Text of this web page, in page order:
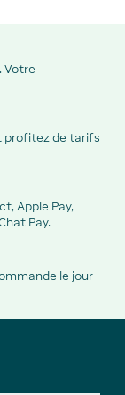
Votre
profitez de tarifs
Apple Pay,
Pay.
le jour